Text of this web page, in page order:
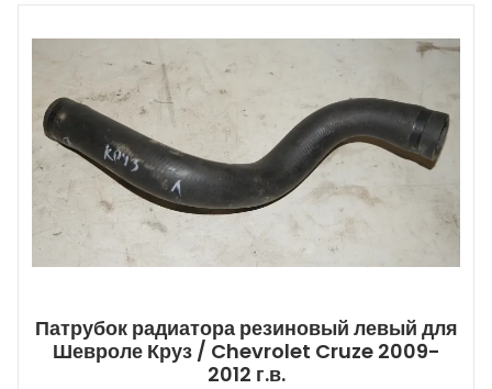
Патрубок радиатора резиновый левый для
Шевроле Круз / Chevrolet Cruze 2009-
2012 г.в.